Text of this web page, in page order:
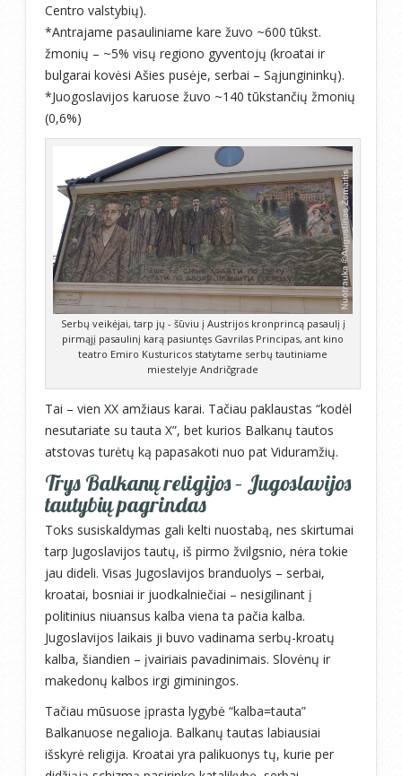
Centro valstybių).
*Antrajame pasauliniame kare žuvo ~600 tūkst.
žmonių – ~5% visų regiono gyventojų (kroatai ir
bulgarai kovėsi Ašies pusėje, serbai – Sąjungininkų).
*Juogoslavijos karuose žuvo ~140 tūkstančių žmonių
(0,6%)
Serbų veikėjai, tarp jų - šūviu į Austrijos kronprincą pasaulį į
pirmąjį pasaulinį karą pasiuntęs Gavrilas Principas, ant kino
teatro Emiro Kusturicos statytame serbų tautiniame
miestelyje Andričgrade
Tai – vien XX amžiaus karai. Tačiau paklaustas “kodėl
nesutariate su tauta X”, bet kurios Balkanų tautos
atstovas turėtų ką papasakoti nuo pat Viduramžių.
Trys Balkanų religijos – Jugoslavijos
tautybių pagrindas
Toks susiskaldymas gali kelti nuostabą, nes skirtumai
tarp Jugoslavijos tautų, iš pirmo žvilgsnio, nėra tokie
jau dideli. Visas Jugoslavijos branduolys – serbai,
kroatai, bosniai ir juodkalniečiai – nesigilinant į
politinius niuansus kalba viena ta pačia kalba.
Jugoslavijos laikais ji buvo vadinama serbų-kroatų
kalba, šiandien – įvairiais pavadinimais. Slovėnų ir
makedonų kalbos irgi giminingos.
Tačiau mūsuose įprasta lygybė “kalba=tauta”
Balkanuose negalioja. Balkanų tautas labiausiai
išskyrė religija. Kroatai yra palikuonys tų, kurie per